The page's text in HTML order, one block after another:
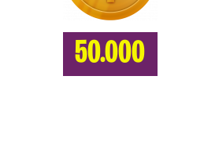
50.000